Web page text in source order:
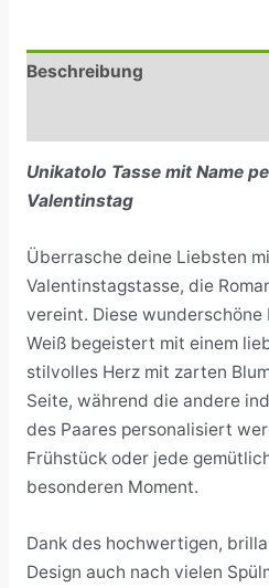
Beschreibung
Unikatolo Tasse mit Name
Valentinstag
Überrasche deine Liebsten
Valentinstagstasse, die
vereint. Diese wunderschöne
Weiß begeistert mit einem
stilvolles Herz mit zarten
Seite, während die andere
des Paares personalisiert
Frühstück oder jede
besonderen Moment.
Dank des hochwertigen,
Design auch nach vielen